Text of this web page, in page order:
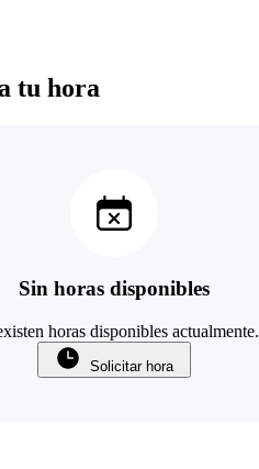
tu hora
Sin horas disponibles
horas disponibles actualmente.
Solicitar hora